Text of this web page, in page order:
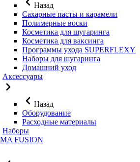
Назад
Сахарные пасты и карамели
Полимерные воски
Косметика для шугаринга
Косметика для ваксинга
Программы ухода SUPERFLEXY
Наборы для шугаринга
Домашний уход
Аксессуары
Назад
Оборудование
Расходные материалы
Наборы
FUSION